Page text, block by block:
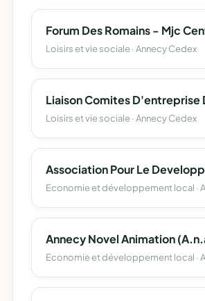
Forum Des Romains - Mjc
Loisirs et vie sociale · Annecy Cedex
Loisirs et vie sociale · Annecy Cedex
Economie et développement local ·
Annecy Novel Animation
Economie et développement local ·